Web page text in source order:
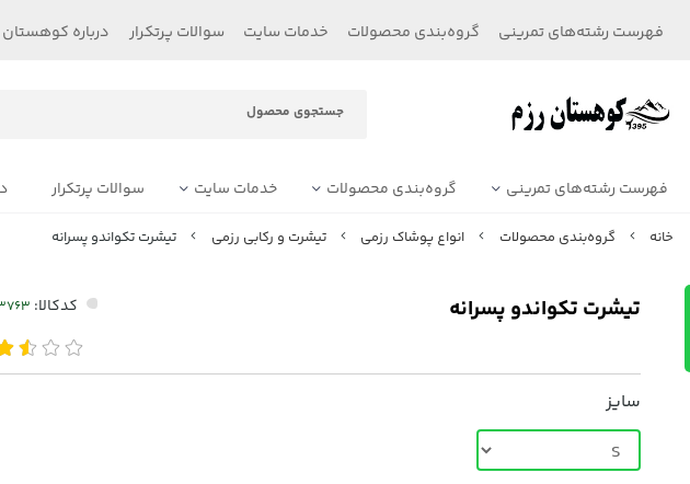
فهرست رشته‌های تمرینی گروه‌بندی محصولات خدمات سایت سوالات پرتکرار درباره کوهستان
فهرست رشته‌های تمرینی گروه‌بندی محصولات خدمات سایت سوالات پرتکرار
خانه گروه‌بندی محصولات انواع پوشاک رزمی تیشرت و رکابی رزمی تیشرت تکواندو پسرانه
تیشرت تکواندو پسرانه کدکالا:
سایز